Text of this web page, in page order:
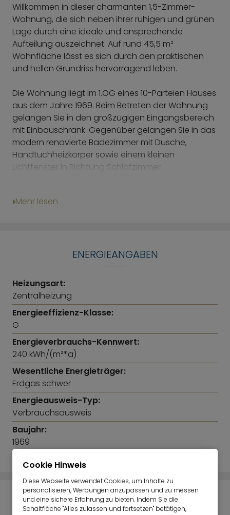
Willkommen in dieser charmanten 1,5-Zimmer-
Wohnung, die sich neben ihrer ruhigen und grünen
Lage durch eine ideale und ansprechende
Aufteilung auszeichnet. Auf rund 45,5 m²
Wohnfläche lässt es sich durch den praktischen
und hellen Grundriss hervorragend leben.
Die Wohnung liegt im 1.OG eines 10-Parteien Hauses
aus dem Jahre 1969. Beim Betreten der Wohnung
gelangen Sie in den großzügigen Eingangsbereich
mit Einbauschrank. Gegenüber gelangen Sie in das
modern renovierte Badezimmer mit Dusche,
Handtuchheizkörper sowie einem kleinen
Lichtfenster in Richtung Schlafzimmer.
eine individuelle Gestaltung. Große Fenster
den eigenen Balkon mit über 18 m² in Nord-Ost-
Ausrichtung. Die offene Küchenzeile ist funktional
gestaltet. Sie verfügt über Elektrogeräte, darunter
ein Cerankochfeld, ein Kühlschrank mit Gefrierfach
sowie einer Mikrowelle. Der separate Schlafraum ist
mit einem 1,40m x 2,00m Bett, einer Kommode sowie
einem Korkboden ausgestattet und sorgt für
zusätzlichen Komfort und Privatsphäre.
Mehr lesen
ENERGIEANGABEN
Heizungsart:
Zentralheizung
Energieeffizienz-Klasse:
G
Energieverbrauchs-Kennwert:
240 kWh/(m²*a)
Wesentliche Energieträger:
Erdgas schwer
Energieausweis-Typ:
Verbrauchsausweis
Baujahr:
1969
IMMOBILIENPREISRECHNER
Cookie Hinweis
Diese Webseite verwendet Cookies, um Inhalte zu
personalisieren, Werbungen anzupassen und zu messen
und eine sichere Erfahrung zu bieten. Indem Sie die
Schaltfläche "Alles zulassen und fortsetzen" betätigen,